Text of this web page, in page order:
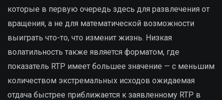
которые в первую очередь здесь для развлечения от
вращения, а не для математической возможности
выиграть что-то, что изменит жизнь. Низкая
волатильность также является форматом, где
показатель RTP имеет большее значение — с меньшим
количеством экстремальных исходов ожидаемая
отдача быстрее приближается к заявленному RTP в